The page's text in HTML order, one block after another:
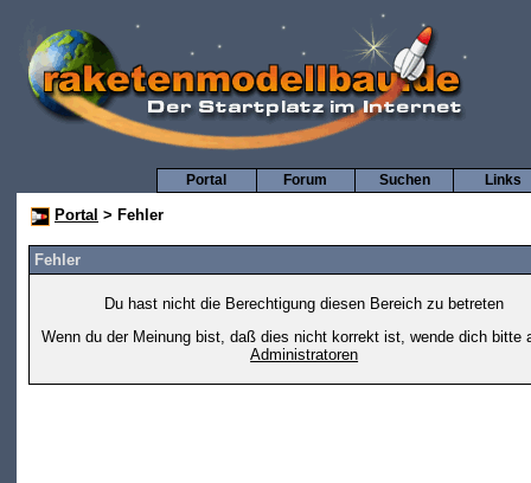
Links
Suchen
Forum
Portal
Portal > Fehler
Fehler
Du hast nicht die Berechtigung diesen Bereich zu betreten
Wenn du der Meinung bist, daß dies nicht korrekt ist, wende dich bitte
Administratoren